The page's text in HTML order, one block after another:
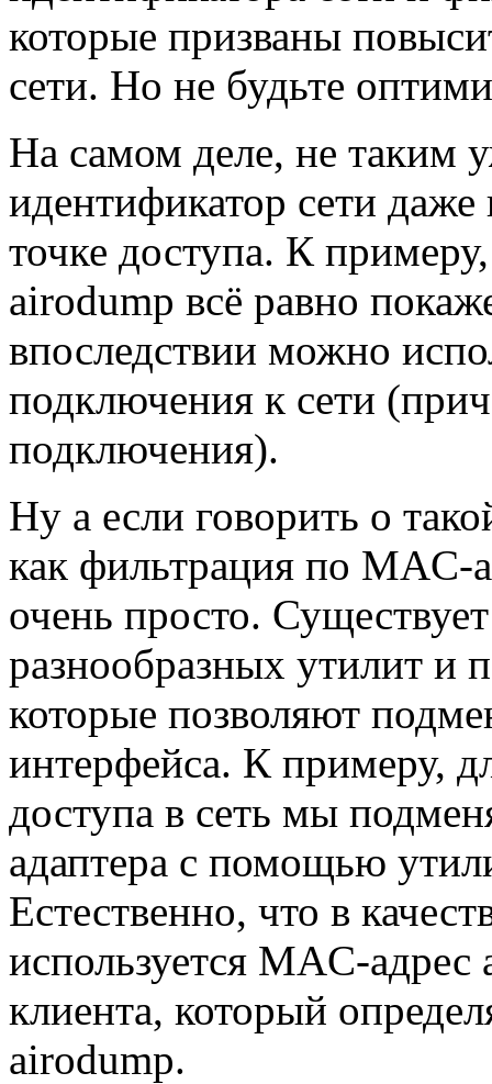
которые призваны
сети. Но не будьте
На самом деле, не таким
идентификатор сети
точке доступа. К
airodump всё равно
впоследствии можно
подключения к сети
подключения).
Ну а если говорить о
как фильтрация по MAC-
очень просто.
разнообразных утилит и
которые позволяют
интерфейса. К примеру,
доступа в сеть мы
адаптера с помощью
Естественно, что в
используется MAC-адрес
клиента, который
airodump.